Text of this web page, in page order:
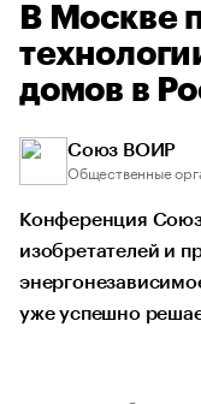
В Москве
домов в
Союз ВОИР
Общественные
Конференция
изобретателей и
уже успешно